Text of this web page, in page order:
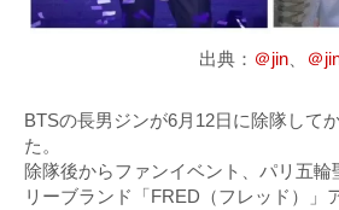
出典： ＠jin ＠
BTSの長男ジンが6月12日に除隊して
た。
除隊後からファンイベント、パリ五輪
リーブランド「FRED（フレッド）」